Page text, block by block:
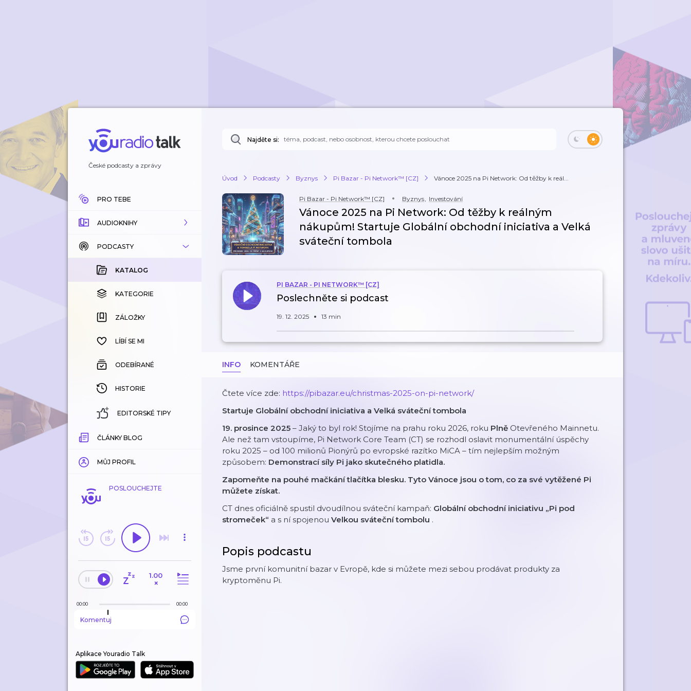
České podcasty a zprávy
PRO TEBE
AUDIOKNIHY
KATALOG
KOUPENÉ
KATEGORIE
ZÁLOŽKY
HISTORIE
PODCASTY
KATALOG
KATEGORIE
ZÁLOŽKY
LÍBÍ SE MI
ODEBÍRANÉ
HISTORIE
EDITORSKÉ TIPY
ČLÁNKY BLOG
MŮJ PROFIL
POSLOUCHEJTE
1.00
×
00:00 00:00
Komentuj
Aplikace Youradio Talk
Najděte si:
Úvod Podcasty Byznys Pi Bazar - Pi Network™ [CZ] Vánoce 2025 na Pi Network: Od těžby k reál...
Pi Bazar - Pi Network™ [CZ] Byznys, Investování
Vánoce 2025 na Pi Network: Od těžby k reálným
nákupům! Startuje Globální obchodní iniciativa a Velká
sváteční tombola
PI BAZAR - PI NETWORK™ [CZ]
Poslechněte si podcast
19. 12. 2025 13 min
INFO KOMENTÁŘE
Čtete více zde: https://pibazar.eu/christmas-2025-on-pi-network/
Startuje Globální obchodní iniciativa a Velká sváteční tombola
19. prosince 2025 – Jaký to byl rok! Stojíme na prahu roku 2026, roku Plně Otevřeného Mainnetu.
Ale než tam vstoupíme, Pi Network Core Team (CT) se rozhodl oslavit monumentální úspěchy
roku 2025 – od 100 milionů Pionýrů po evropské razítko MiCA – tím nejlepším možným
způsobem: Demonstrací síly Pi jako skutečného platidla.
Zapomeňte na pouhé mačkání tlačítka blesku. Tyto Vánoce jsou o tom, co za své vytěžené Pi
můžete získat.
CT dnes oficiálně spustil dvoudílnou sváteční kampaň: Globální obchodní iniciativu „Pi pod
stromeček“ a s ní spojenou Velkou sváteční tombolu .
Popis podcastu
Jsme první komunitní bazar v Evropě, kde si můžete mezi sebou prodávat produkty za
kryptoměnu Pi.